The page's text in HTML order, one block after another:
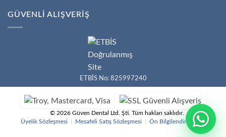
GÜVENLİ ALIŞVERİŞ
ETBİS No: 825997240
© 2026 Güven Dental Ltd. Şti. Tüm hakları saklıdır.
Üyelik Sözleşmesi
Mesafeli Satış Sözleşmesi Ön Bilgilendirme Formu